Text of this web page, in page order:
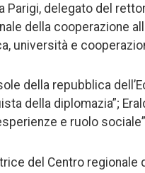
delegato del
della cooperazione
università e
della repubblica
della diplomazia”;
e ruolo
del Centro